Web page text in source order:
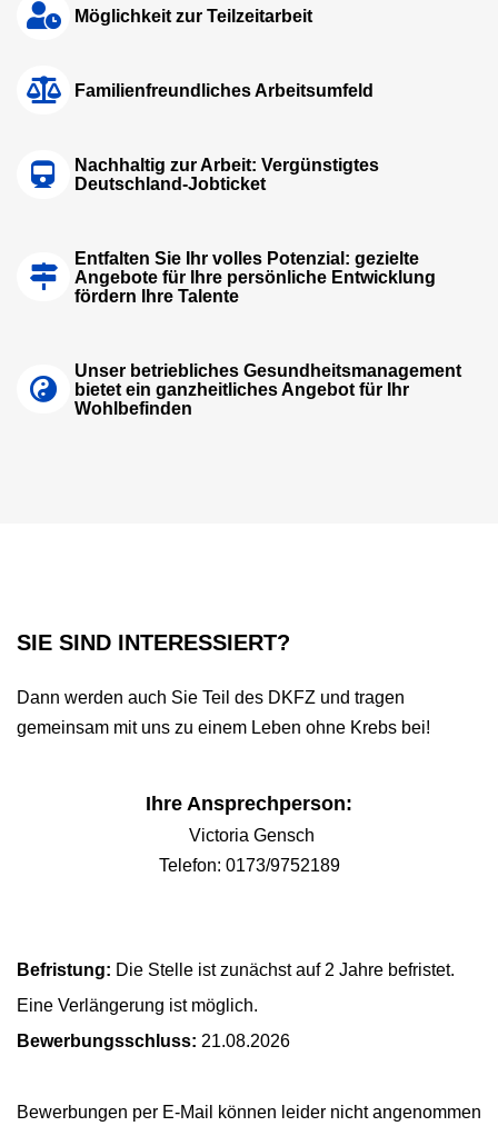
Möglichkeit zur Teilzeitarbeit
Familienfreundliches Arbeitsumfeld
Nachhaltig zur Arbeit: Vergünstigtes
Deutschland-Jobticket
Entfalten Sie Ihr volles Potenzial: gezielte
Angebote für Ihre persönliche Entwicklung
fördern Ihre Talente
Unser betriebliches Gesundheitsmanagement
bietet ein ganzheitliches Angebot für Ihr
Wohlbefinden
SIE SIND INTERESSIERT?
Dann werden auch Sie Teil des DKFZ und tragen
gemeinsam mit uns zu einem Leben ohne Krebs bei!
Ihre Ansprechperson:
Victoria Gensch
Telefon: 0173/9752189
Befristung: Die Stelle ist zunächst auf 2 Jahre befristet.
Eine Verlängerung ist möglich.
Bewerbungsschluss: 21.08.2026
Bewerbungen per E-Mail können leider nicht angenommen